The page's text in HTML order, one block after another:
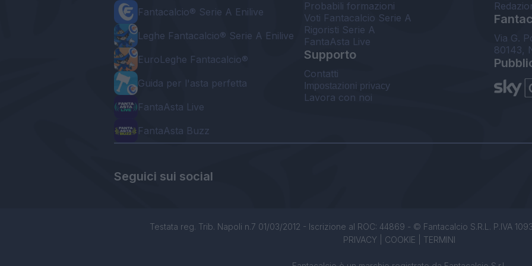
Fantacalcio® Serie A Enilive
Leghe Fantacalcio® Serie A Enilive
EuroLeghe Fantacalcio®
Guida per l'asta perfetta
FantaAsta Live
FantaAsta Buzz
Probabili formazioni
Voti Fantacalcio Serie A
Rigoristi Serie A
FantaAsta Live
Supporto
Contatti
Impostazioni privacy
Lavora con noi
Via G.
80143,
Seguici sui social
Testata reg. Trib. Napoli n.7 01/03/2012 - Iscrizione al ROC: 44869 - © Fantacalcio S.R.L. P.IVA
PRIVACY| COOKIE TERMINI